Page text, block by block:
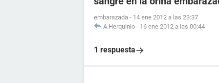
embarazada - 14 ene 2012 a las 23:37
A.Herquinio - 16 ene 2012 a las 00:44
1 respuesta